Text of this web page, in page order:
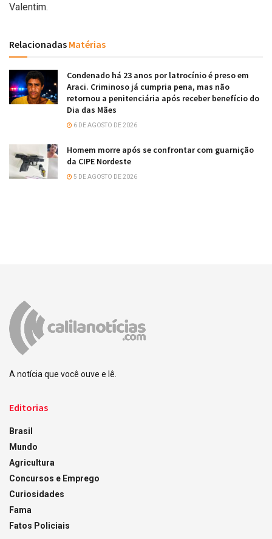
Valentim.
Relacionadas Matérias
Condenado há 23 anos por latrocínio é preso em
Araci. Criminoso já cumpria pena, mas não
retornou a penitenciária após receber benefício do
Dia das Mães
6 DE AGOSTO DE 2026
Homem morre após se confrontar com guarnição
da CIPE Nordeste
5 DE AGOSTO DE 2026
A notícia que você ouve e lê.
Editorias
Brasil
Mundo
Agricultura
Concursos e Emprego
Curiosidades
Fama
Fatos Policiais